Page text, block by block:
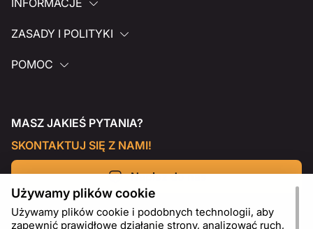
INFORMACJE
ZASADY I POLITYKI
POMOC
MASZ JAKIEŚ PYTANIA?
SKONTAKTUJ SIĘ Z NAMI!
Napisz do nas
Używamy plików cookie
Używamy plików cookie i podobnych technologii, aby
zapewnić prawidłowe działanie strony, analizować ruch,